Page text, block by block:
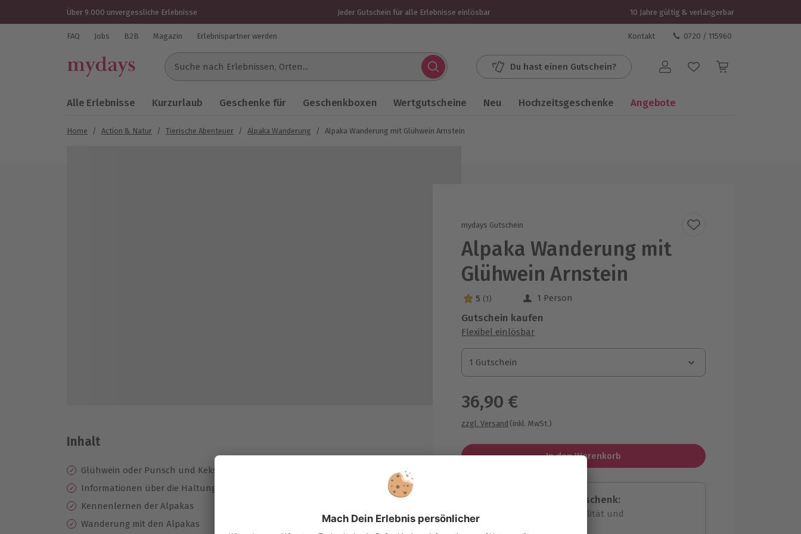
Über 9.000 unvergessliche Erlebnisse Jeder Gutschein für alle Erlebnisse einlösbar 10 Jahre gültig & verlängerbar
FAQ Jobs B2B Magazin Erlebnispartner werden Kontakt 0720 / 115960
Suche nach Erlebnissen...
Du hast einen Gutschein? Benutzerkonto
Alle Erlebnisse Kurzurlaub Geschenke für Geschenkboxen Wertgutscheine Neu Hochzeitsgeschenke Angebote
Home / Action & Natur / Tierische Abenteuer / Alpaka Wanderung / Alpaka Wanderung mit Glühwein Arnstein
mydays Gutschein
Alpaka Wanderung mit
Glühwein Arnstein
5 Sterne von 5 aus 1 Bewertungen
5 (1) 1 Person
Gutschein kaufen
Flexibel einlösbar
1 Gutschein
1 Gutschein
1 Gutschein
36,90 €
zzgl. Versand (inkl. MwSt.)
In den Warenkorb
Immer das passende Geschenk:
Große Auswahl, volle Flexibilität und
maximale Sicherheit
Inhalt
Glühwein oder Punsch und Kekse
Informationen über die Haltung der Alpakas
Kennenlernen der Alpakas
Wanderung mit den Alpakas